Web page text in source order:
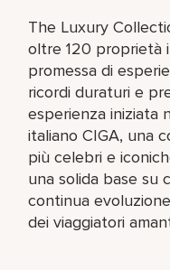
The Luxury
oltre 120 proprietà
promessa di
ricordi duraturi e
esperienza iniziata
italiano CIGA, una
più celebri e
una solida base su
continua
dei viaggiatori